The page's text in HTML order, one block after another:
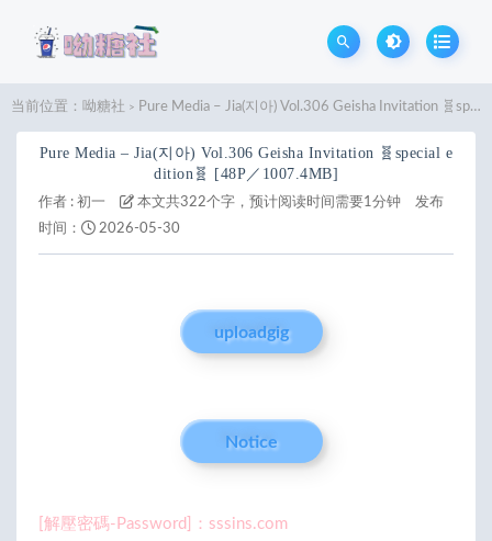
当前位置： 呦糖社 > Pure Media – Jia(지아) Vol.306 Geisha Invitation 🧬special edition🧬 [48P／1007.4MB]
Pure Media – Jia(지아) Vol.306 Geisha Invitation 🧬special e
dition🧬 [48P／1007.4MB]
作者 : 初一 本文共322个字，预计阅读时间需要1分钟
发布
时间：
2026-05-30
uploadgig
Notice
[解壓密碼-Password]：sssins.com